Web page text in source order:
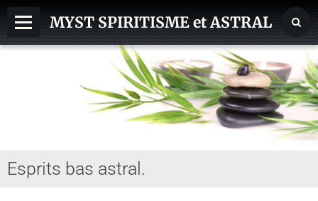
MYST SPIRITISME et ASTRAL
ASTRAL, SPHERES, TERRE
REINCARNATION
Esprits bas astral.